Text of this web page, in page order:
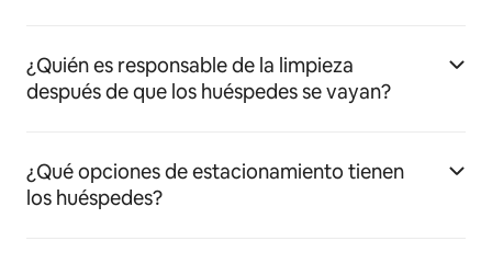
¿Quién es responsable de la limpieza
después de que los huéspedes se vayan?
¿Qué opciones de estacionamiento tienen
los huéspedes?